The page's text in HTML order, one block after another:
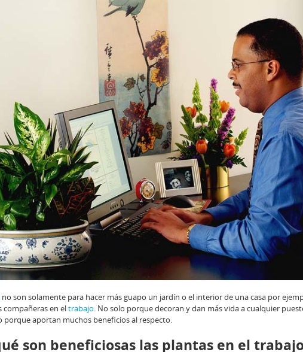
no son solamente para hacer más guapo un jardín o el interior de una casa por
compañeras en eltrabajo. No solo porque decoran y dan más vida a cualquier
porque aportan muchos beneficios al respecto.
son beneficiosas las plantas en el